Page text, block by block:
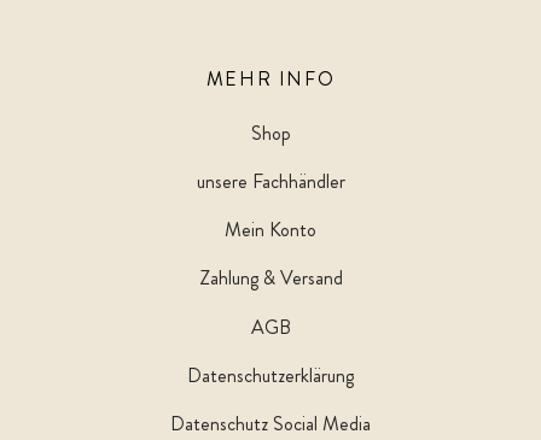
MEHR INFO
Shop
unsere Fachhändler
Mein Konto
Zahlung & Versand
AGB
Datenschutzerklärung
Datenschutz Social Media